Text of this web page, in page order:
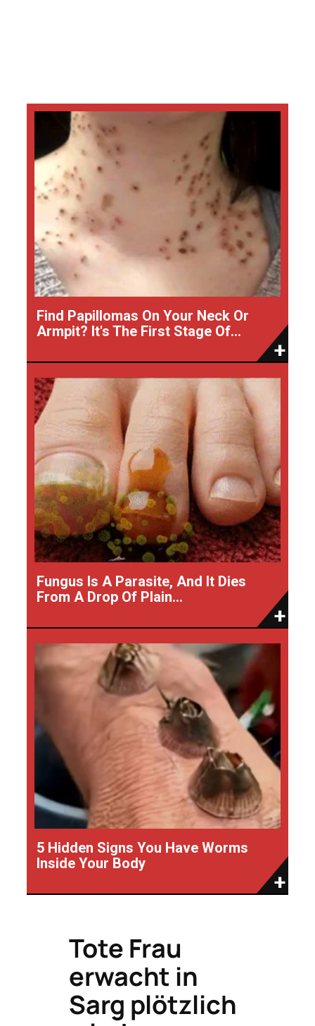
Find Papillomas On Your Neck Or
Armpit? It's The First Stage Of...
Fungus Is A Parasite, And It Dies
From A Drop Of Plain...
5 Hidden Signs You Have Worms
Inside Your Body
Tote Frau
erwacht in
Sarg plötzlich